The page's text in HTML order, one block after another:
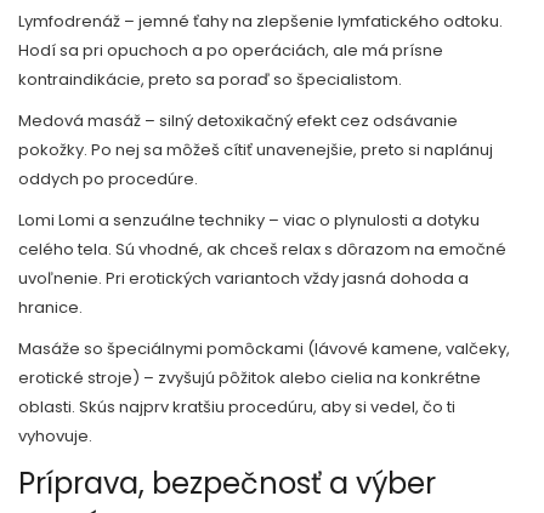
Lymfodrenáž – jemné ťahy na zlepšenie lymfatického odtoku.
Hodí sa pri opuchoch a po operáciách, ale má prísne
kontraindikácie, preto sa poraď so špecialistom.
Medová masáž – silný detoxikačný efekt cez odsávanie
pokožky. Po nej sa môžeš cítiť unavenejšie, preto si naplánuj
oddych po procedúre.
Lomi Lomi a senzuálne techniky – viac o plynulosti a dotyku
celého tela. Sú vhodné, ak chceš relax s dôrazom na emočné
uvoľnenie. Pri erotických variantoch vždy jasná dohoda a
hranice.
Masáže so špeciálnymi pomôckami (lávové kamene, valčeky,
erotické stroje) – zvyšujú pôžitok alebo cielia na konkrétne
oblasti. Skús najprv kratšiu procedúru, aby si vedel, čo ti
vyhovuje.
Príprava, bezpečnosť a výber